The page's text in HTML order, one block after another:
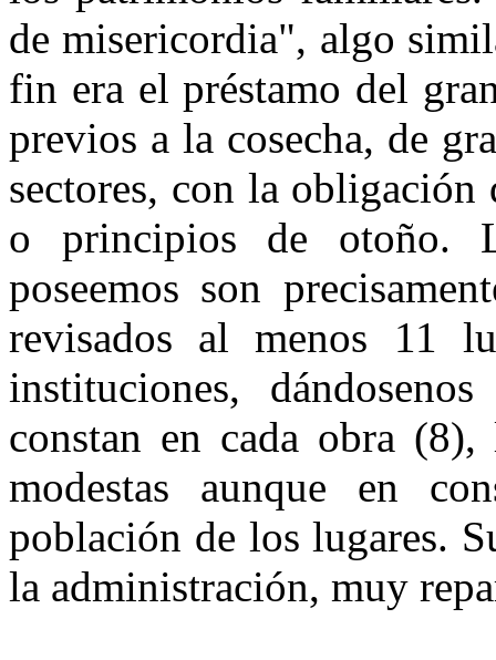
de misericordia", algo
fin era el préstamo del
previos a la cosecha, de
sectores, con la
o principios de otoño.
poseemos son
revisados al menos 11
instituciones,
constan en cada obra (8),
modestas aunque en
población de los lugares.
la administración, muy